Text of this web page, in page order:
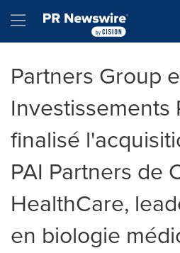
Hamburger menu
Partners Group
Investissements
finalisé
PAI Partners de
HealthCare,
en biologie